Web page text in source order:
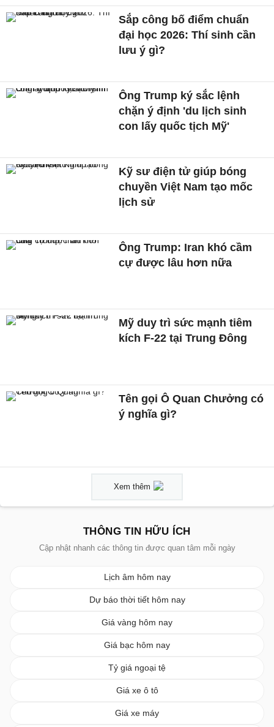
Sắp công bố điểm chuẩn
đại học 2026: Thí sinh cần
lưu ý gì?
Ông Trump ký sắc lệnh
chặn ý định 'du lịch sinh
con lấy quốc tịch Mỹ'
Kỹ sư điện tử giúp bóng
chuyền Việt Nam tạo mốc
lịch sử
Ông Trump: Iran khó cầm
cự được lâu hơn nữa
Mỹ duy trì sức mạnh tiêm
kích F-22 tại Trung Đông
Tên gọi Ô Quan Chưởng có
ý nghĩa gì?
Xem thêm
THÔNG TIN HỮU ÍCH
Cập nhật nhanh các thông tin được quan tâm mỗi ngày
Lịch âm hôm nay
Dự báo thời tiết hôm nay
Giá vàng hôm nay
Giá bạc hôm nay
Tỷ giá ngoại tệ
Giá xe ô tô
Giá xe máy